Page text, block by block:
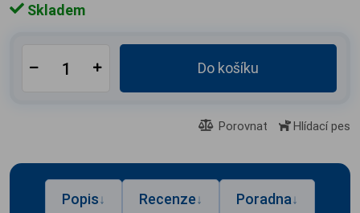
Skladem
Do košíku
Porovnat Hlídací pes
Popis↓ Recenze↓ Poradna↓